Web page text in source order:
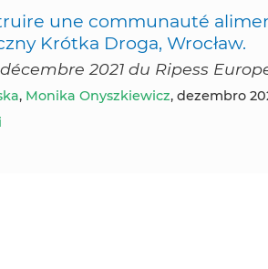
une communauté
Krótka Droga, Wrocław.
2021 du Ripess
, Monika Onyszkiewicz, dezembro